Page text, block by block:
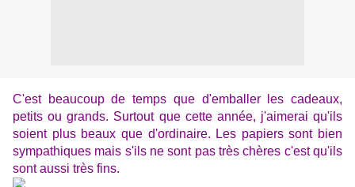
C'est beaucoup de temps que d'emballer les cadeaux,
petits ou grands. Surtout que cette année, j'aimerai qu'ils
soient plus beaux que d'ordinaire. Les papiers sont bien
sympathiques mais s'ils ne sont pas très chères c'est qu'ils
sont aussi très fins.